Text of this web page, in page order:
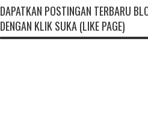
DAPATKAN POSTINGAN TERBARU
DENGAN KLIK SUKA (LIKE PAGE)